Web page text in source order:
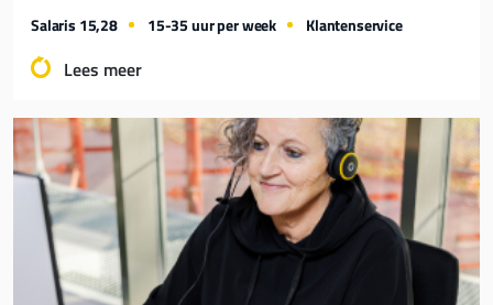
Salaris 15,28 15-35 uur per week Klantenservice
Lees meer